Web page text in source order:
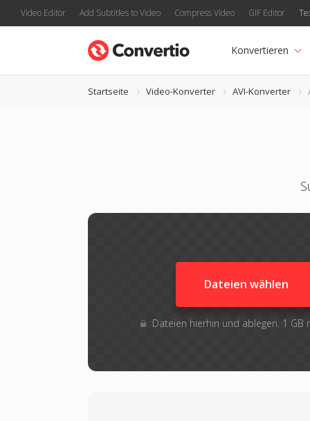
Video Editor Add Subtitles to Video Compress Video GIF Editor
Konvertieren
Startseite Video-Konverter AVI-Konverter
Dateien wählen
Dateien hierhin und ablegen. 1